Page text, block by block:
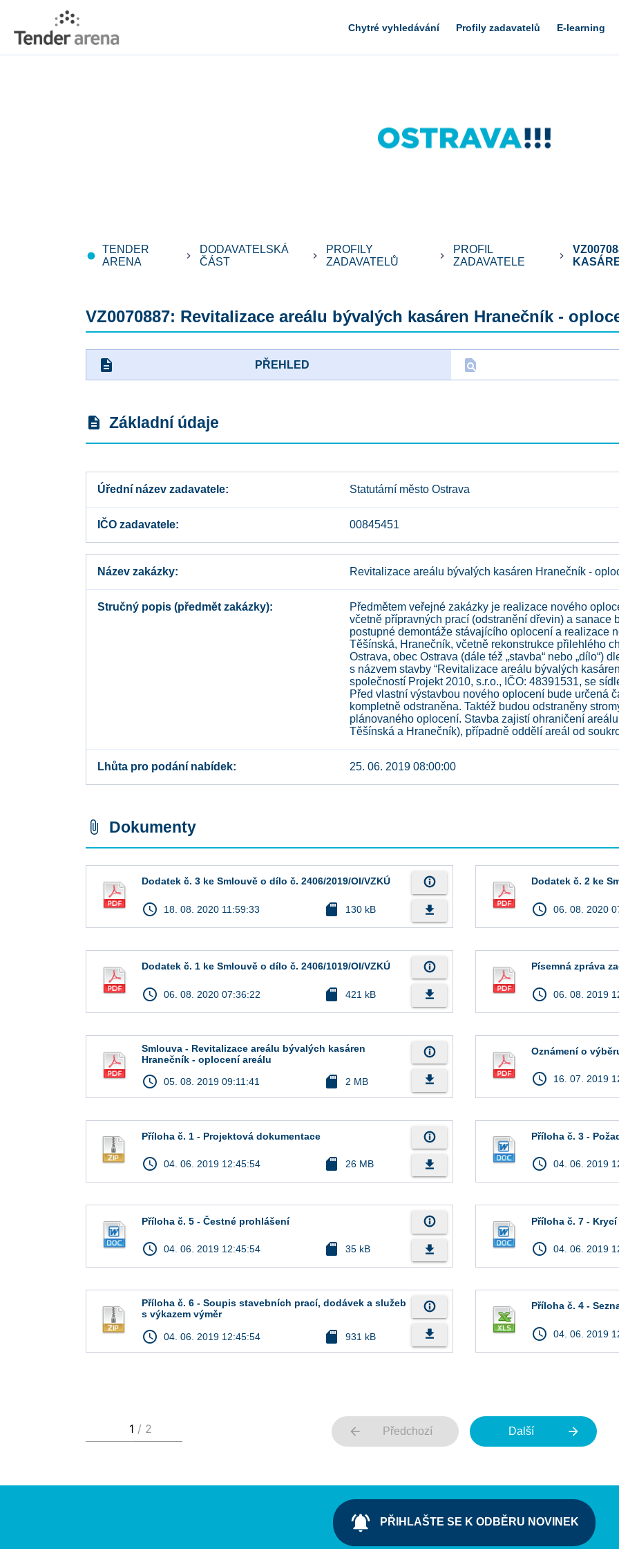
Chytré vyhledávání Profily zadavatelů E-learning
fiber_manual_record
TENDER
ARENA
keyboard_arrow_right
DODAVATELSKÁ
ČÁST
keyboard_arrow_right
PROFILY
ZADAVATELŮ
keyboard_arrow_right
PROFIL
ZADAVATELE
keyboard_arrow_right
VZ0070887: Revitalizace areálu bývalých kasáren Hranečník -
description PŘEHLED find_in_page
description Základní údaje
Úřední název zadavatele Statutární město Ostrava
IČO zadavatele 00845451
Název zakázky Revitalizace areálu bývalých kasáren Hranečník -
Stručný popis (předmět zakázky)
Předmětem veřejné zakázky je realizace nového
včetně přípravných prací (odstranění dřevin) a sanace
postupné demontáže stávajícího oplocení a realizace
Těšínská, Hranečník, včetně rekonstrukce přilehlého
Ostrava, obec Ostrava (dále též „stavba“ nebo „dílo“)
s názvem stavby “Revitalizace areálu bývalých
společností Projekt 2010, s.r.o., IČO: 48391531, se
Před vlastní výstavbou nového oplocení bude určená
kompletně odstraněna. Taktéž budou odstraněny
plánovaného oplocení. Stavba zajistí ohraničení
Těšínská a Hranečník), případně oddělí areál od
Lhůta pro podání nabídek 25. 06. 2019 08:00:00
attach_file Dokumenty
Dodatek č. 3 ke Smlouvě o dílo č. 2406/2019/OI/VZKÚ
access_time 18. 08. 2020 11:59:33 sd_card 130 kB
info_outline
file_download
Dodatek č. 2 ke
access_time 06. 08. 2020
Dodatek č. 1 ke Smlouvě o dílo č. 2406/1019/OI/VZKÚ
access_time 06. 08. 2020 07:36:22 sd_card 421 kB
info_outline
file_download
Písemná zpráva
access_time 06. 08. 2019
Smlouva - Revitalizace areálu bývalých kasáren
Hranečník - oplocení areálu
access_time 05. 08. 2019 09:11:41 sd_card 2 MB
info_outline
file_download
Oznámení o
access_time 16. 07. 2019
Příloha č. 1 - Projektová dokumentace
access_time 04. 06. 2019 12:45:54 sd_card 26 MB
info_outline
file_download
Příloha č. 3 -
access_time 04. 06. 2019
Příloha č. 5 - Čestné prohlášení
access_time 04. 06. 2019 12:45:54 sd_card 35 kB
info_outline
file_download
Příloha č. 7 -
access_time 04. 06. 2019
Příloha č. 6 - Soupis stavebních prací, dodávek a služeb
s výkazem výměr
access_time 04. 06. 2019 12:45:54 sd_card 931 kB
info_outline
file_download
Příloha č. 4 -
access_time 04. 06. 2019
arrow_back Předchozí Další arrow_forward
notifications_active PŘIHLAŠTE SE K ODBĚRU NOVINEK